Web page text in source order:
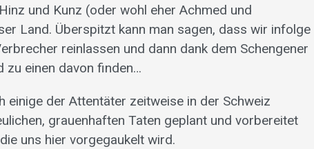
und Kunz (oder wohl eher Achmed und
Land. Überspitzt kann man sagen, dass wir infolge
reinlassen und dann dank dem Schengener
zu einen davon finden…
einige der Attentäter zeitweise in der Schweiz
grauenhaften Taten geplant und vorbereitet
uns hier vorgegaukelt wird.